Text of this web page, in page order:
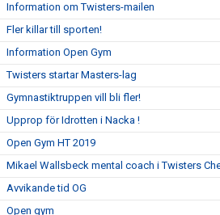
Information om Twisters-mailen
Fler killar till sporten!
Information Open Gym
Twisters startar Masters-lag
Gymnastiktruppen vill bli fler!
Upprop för Idrotten i Nacka !
Open Gym HT 2019
Mikael Wallsbeck mental coach i Twisters
Avvikande tid OG
Open gym